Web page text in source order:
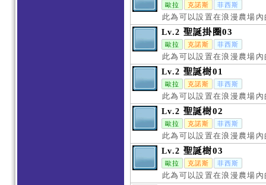
歐拉 克諾斯 菲西斯
此為可以設置在浪漫農場
Lv.2 聖誕掛圈03
歐拉 克諾斯 菲西斯
此為可以設置在浪漫農場
Lv.2 聖誕樹01
歐拉 克諾斯 菲西斯
此為可以設置在浪漫農場
Lv.2 聖誕樹02
歐拉 克諾斯 菲西斯
此為可以設置在浪漫農場
Lv.2 聖誕樹03
歐拉 克諾斯 菲西斯
此為可以設置在浪漫農場